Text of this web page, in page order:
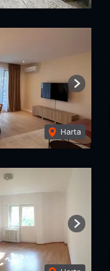
Harta
Next
Next